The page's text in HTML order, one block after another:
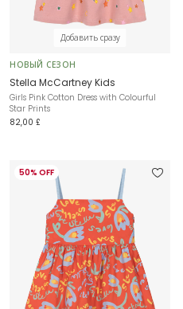
Добавить сразу
НОВЫЙ СЕЗОН
Stella McCartney Kids
Girls Pink Cotton Dress with Colourful
Star Prints
82,00 £
50% OFF